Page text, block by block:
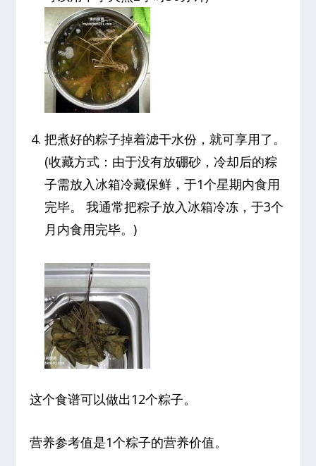
把煮好的粽子掉着滤干水份，就可享用了。
(收藏方式：由于没有放硼砂，冷却后的粽
子需放入冰箱冷藏保鲜，于1个星期内食用
完毕。 我通常把粽子放入冰箱冷冻，于3个
月内食用完毕。)
这个食谱可以做出12个粽子。
营养参考值是1个粽子的营养价值。